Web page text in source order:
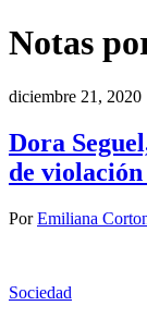
Notas
diciembre 21, 2020
Dora
de violación
PorEmiliana
Sociedad